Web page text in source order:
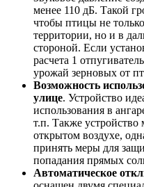
менее 110 дБ. Такой
чтобы птицы не
территории, но и в
стороной. Если
расчета 1
урожай зерновых от
Возможность
улице. Устройство
использования в
т.п. Также устройство
открытом воздухе,
принять меры для
попадания прямых
Автоматическое